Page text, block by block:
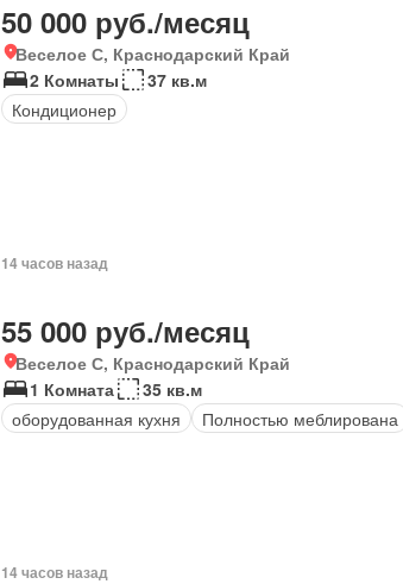
50 000 руб./месяц
Веселое С, Краснодарский Край
2 Комнаты
37 кв.м
Кондиционер
14 часов назад
55 000 руб./месяц
Веселое С, Краснодарский Край
1 Комната
35 кв.м
оборудованная кухня
Полностью меблирована
14 часов назад